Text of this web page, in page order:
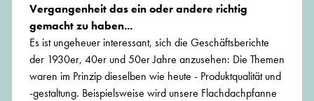
Vergangenheit das ein oder andere richtig
gemacht zu haben...
Es ist ungeheuer interessant, sich die Geschäftsberichte
der 1930er, 40er und 50er Jahre anzusehen: Die Themen
waren im Prinzip dieselben wie heute - Produktqualität und
-gestaltung. Beispielsweise wird unsere Flachdachpfanne